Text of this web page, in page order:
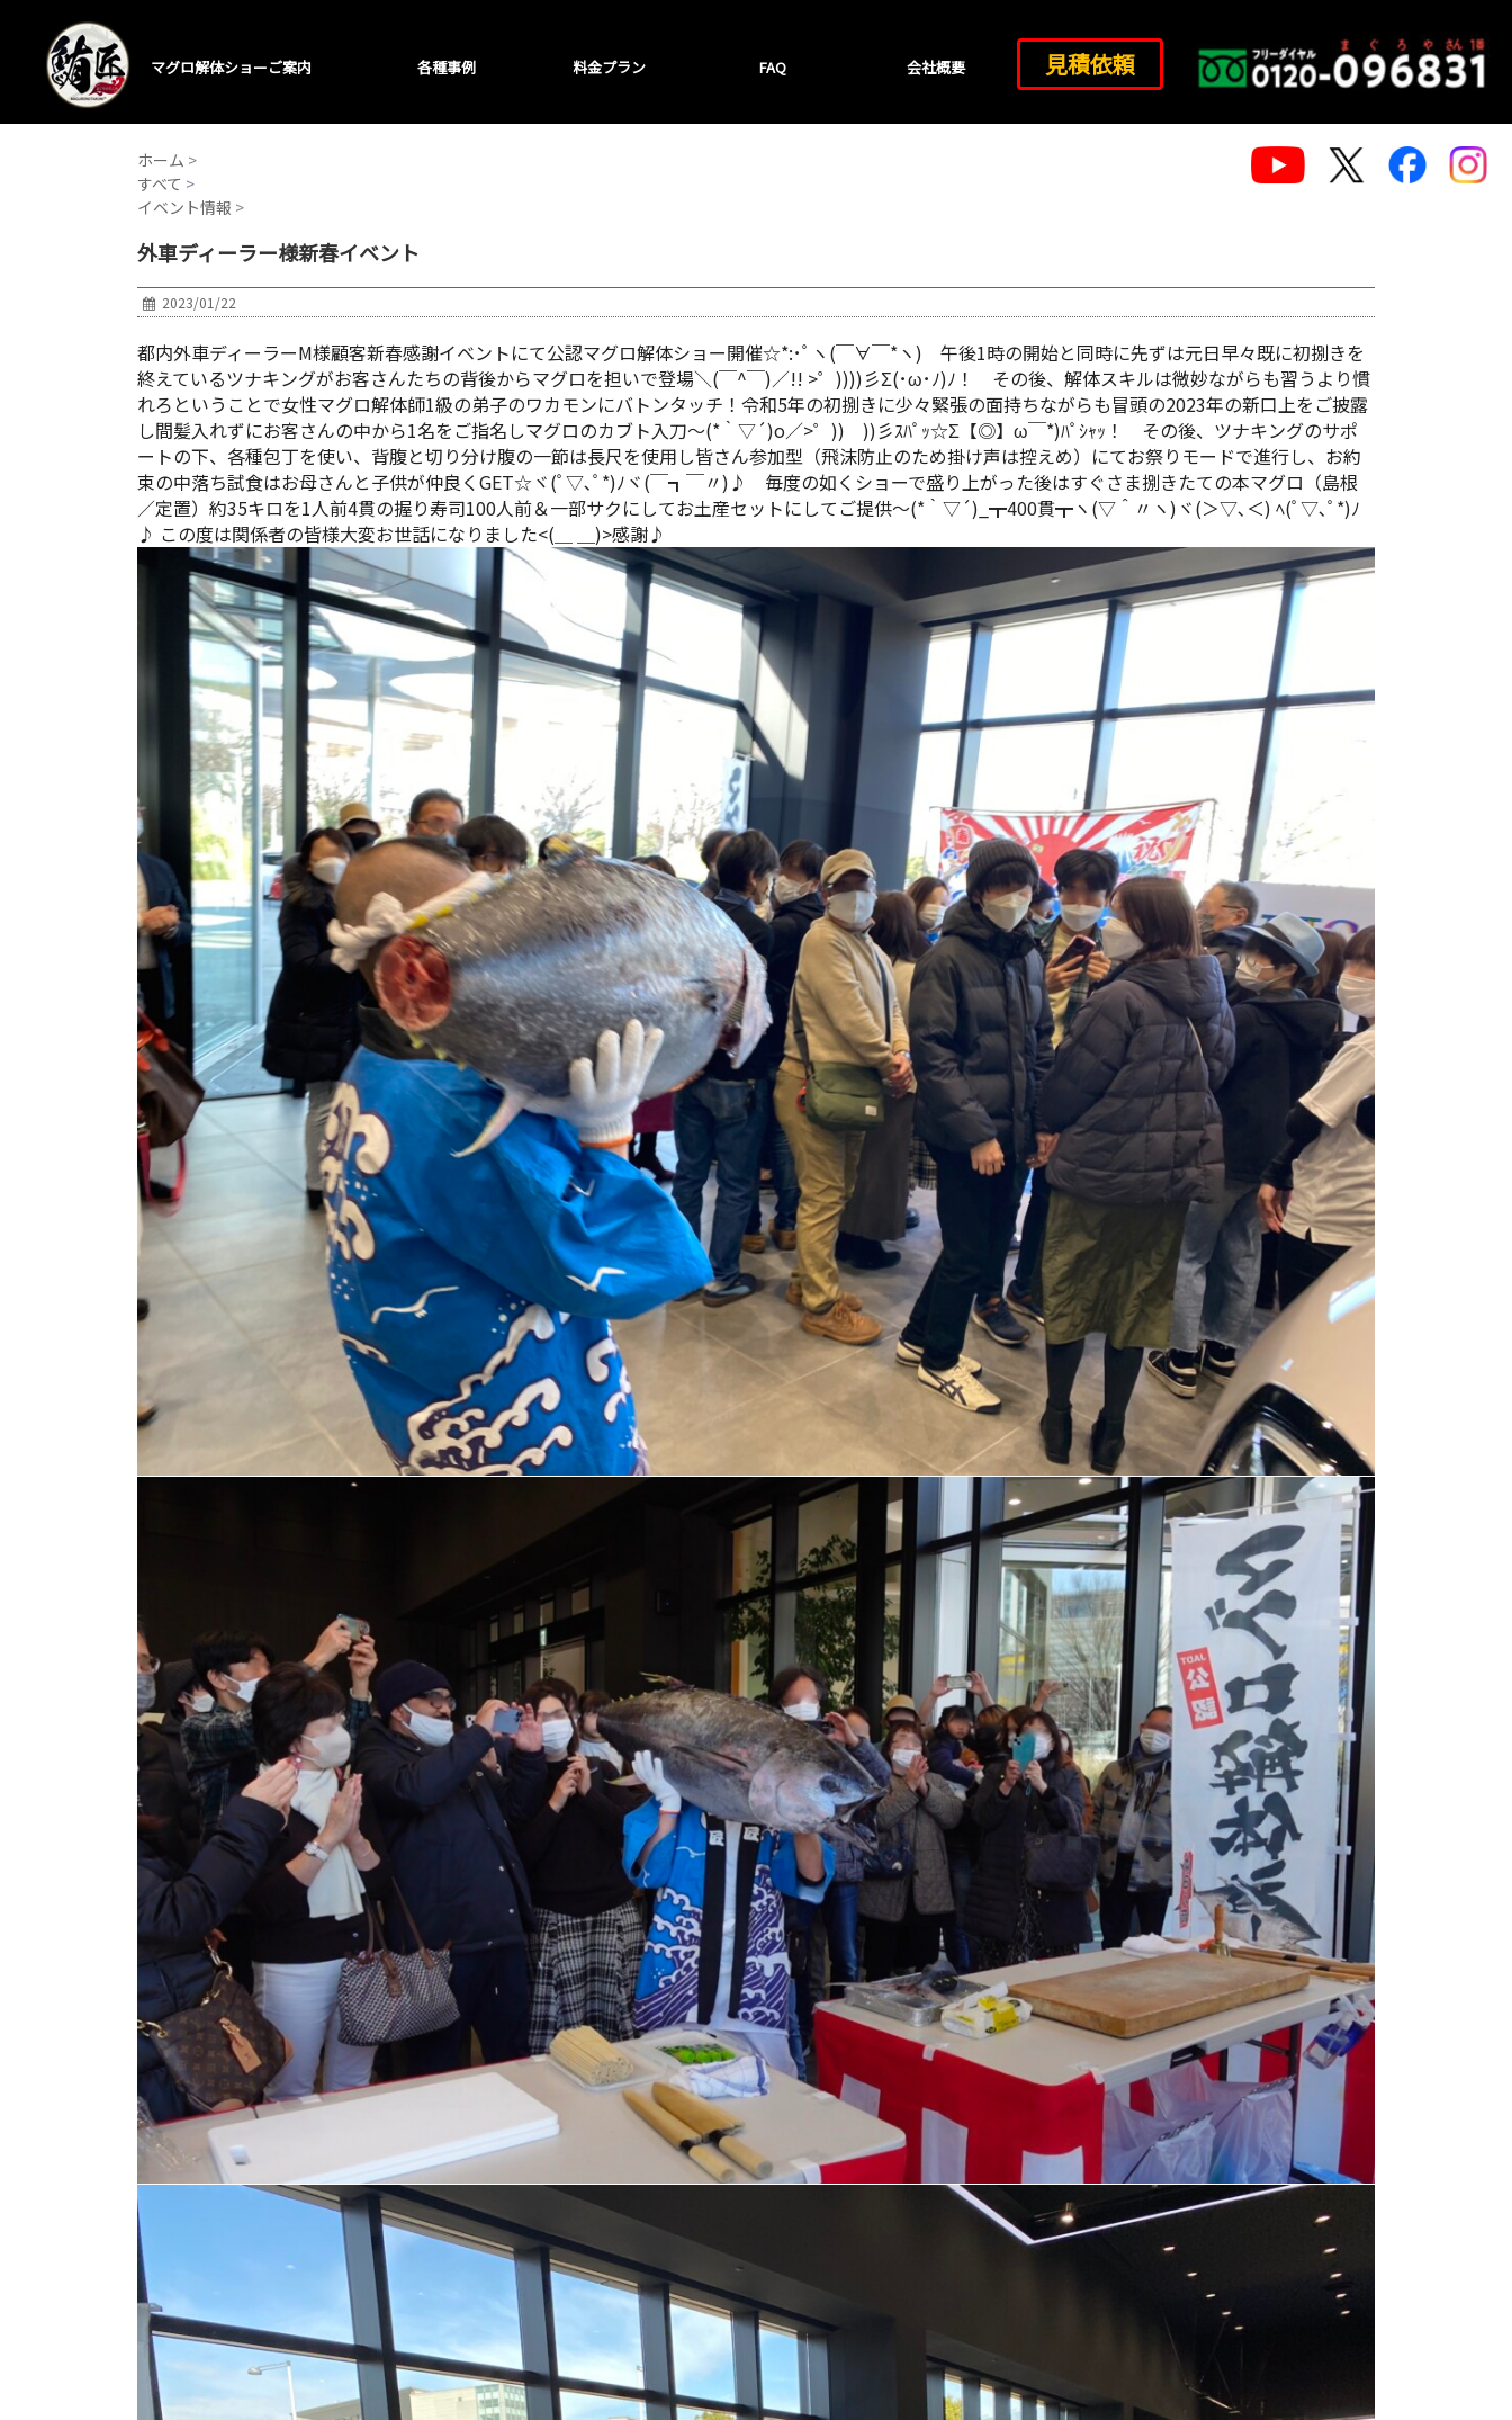
マグロ解体ショーご案内 各種事例 料金プラン FAQ 会社概要 見積依頼
ホーム >
すべて >
イベント情報 >
外車ディーラー様新春イベント
2023/01/22
都内外車ディーラーM様顧客新春感謝イベントにて公認マグロ解体ショー開催☆*:･ﾟヽ(￣∀￣*ヽ) 午後1時の開始と同時に先ずは元日早々既に初捌きを
終えているツナキングがお客さんたちの背後からマグロを担いで登場＼(￣^￣)／!! >゜))))彡Σ(･ω･ﾉ)ﾉ！ その後、解体スキルは微妙ながらも習うより慣
れろということで女性マグロ解体師1級の弟子のワカモンにバトンタッチ！令和5年の初捌きに少々緊張の面持ちながらも冒頭の2023年の新口上をご披露
し間髪入れずにお客さんの中から1名をご指名しマグロのカブト入刀～(*｀▽´)o／>゜)) ))彡ｽﾊﾟｯ☆Σ【◎】ω￣*)ﾊﾟｼｬｯ！ その後、ツナキングのサポ
ートの下、各種包丁を使い、背腹と切り分け腹の一節は長尺を使用し皆さん参加型（飛沫防止のため掛け声は控えめ）にてお祭りモードで進行し、お約
束の中落ち試食はお母さんと子供が仲良くGET☆ヾ(ﾟ▽､ﾟ*)ﾉヾ(￣┓￣〃)♪ 毎度の如くショーで盛り上がった後はすぐさま捌きたての本マグロ（島根
／定置）約35キロを1人前4貫の握り寿司100人前＆一部サクにしてお土産セットにしてご提供～(*｀▽´)_┳400貫┳ヽ(▽＾〃ヽ)ヾ(＞▽､＜) ﾍ(ﾟ▽､ﾟ*)ﾉ
♪ この度は関係者の皆様大変お世話になりました<(＿ ＿)>感謝♪